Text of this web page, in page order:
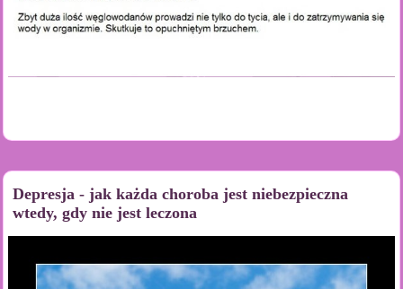
Depresja - jak każda choroba jest niebezpieczna
wtedy, gdy nie jest leczona